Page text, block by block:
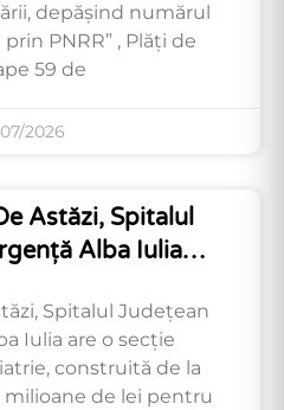
depășind numărul
PNRR” , Plăți de
59 de
2026
Astăzi, Spitalul
Alba Iulia…
Spitalul Județean
Iulia are o secție
construită de la
milioane de lei pentru